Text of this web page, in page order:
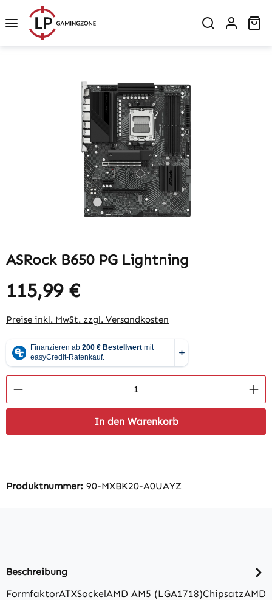
Zum Hauptinhalt springen
Bildergalerie überspringen
ASRock B650 PG Lightning
Regulärer Preis:
115,99 €
Preise inkl. MwSt. zzgl. Versandkosten
Produkt Anzahl: Gib den gewünschten
In den Warenkorb
Produktnummer: 90-MXBK20-A0UAYZ
Beschreibung
FormfaktorATXSockelAMD AM5 (LGA1718)ChipsatzAMD